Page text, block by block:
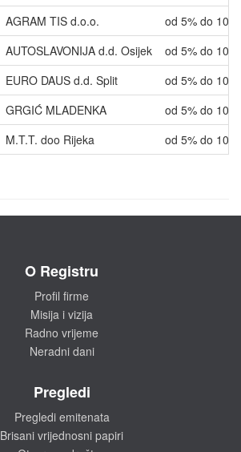
AGRAM TIS d.o.o.
od 5% do 10%
AUTOSLAVONIJA d.d. Osijek
od 5% do 10%
EURO DAUS d.d. Split
od 5% do 10%
GRGIĆ MLADENKA
od 5% do 10%
M.T.T. doo Rijeka od 5% do 10%
O Registru
Profil firme
Misija i vizija
Radno vrijeme
Neradni dani
Pregledi
Pregledi emitenata
Brisani vrijednosni papiri